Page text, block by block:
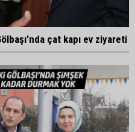
çat kapı ev ziyareti